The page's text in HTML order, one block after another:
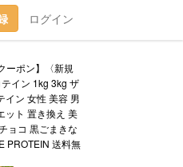
ログイン
ーポン】〈新規
イン 1kg 3kg ザ
イン 女性 美容 男
ット 置き換え 美
ョコ 黒ごまきな
PROTEIN 送料無